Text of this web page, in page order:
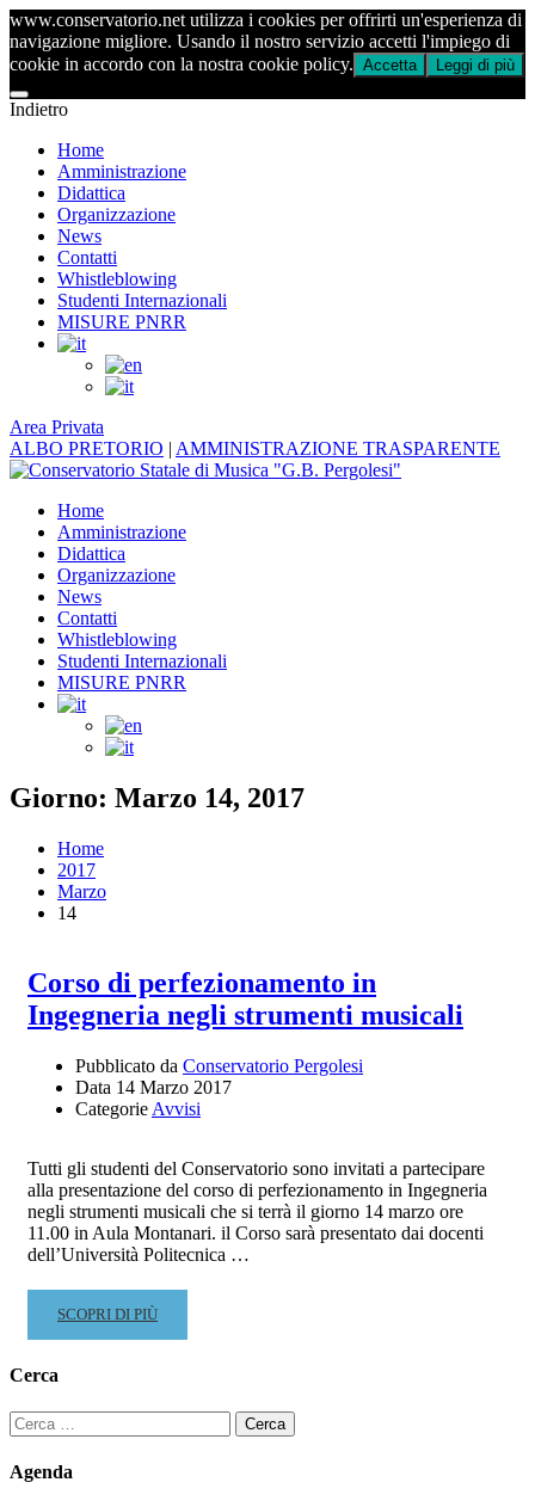
www.conservatorio.net utilizza i cookies per offrirti un'esperienza di
navigazione migliore. Usando il nostro servizio accetti l'impiego di
cookie in accordo con la nostra cookie policy. Accetta Leggi di più
Indietro
Home
Amministrazione
Didattica
Organizzazione
News
Contatti
Whistleblowing
Studenti Internazionali
MISURE PNRR
Area Privata
ALBO PRETORIO | AMMINISTRAZIONE TRASPARENTE
Home
Amministrazione
Didattica
Organizzazione
News
Contatti
Whistleblowing
Studenti Internazionali
MISURE PNRR
Giorno: Marzo 14, 2017
Home
2017
Marzo
14
Corso di perfezionamento in
Ingegneria negli strumenti musicali
Pubblicato da Conservatorio Pergolesi
Data 14 Marzo 2017
Categorie Avvisi
Tutti gli studenti del Conservatorio sono invitati a partecipare
alla presentazione del corso di perfezionamento in Ingegneria
negli strumenti musicali che si terrà il giorno 14 marzo ore
11.00 in Aula Montanari. il Corso sarà presentato dai docenti
dell’Università Politecnica …
READ
MORE
CORSO
DI
PERFEZIONAMENTO
INGEGNERIA
SCOPRI DI PIÙ
Cerca
Ricerca
per:
Agenda